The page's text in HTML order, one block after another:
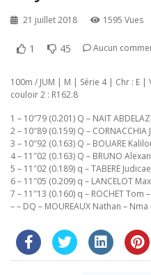
21 juillet 2018 1595 Vues
1 45 Aucun
100m / JUM | M | Série 4 | Chr : E
couloir 2 : R162.8
1 – 10″79 (0.201) Q – NAIT
2 – 10″89 (0.159) Q –
3 – 10″92 (0.163) Q – BOUARE
4 – 11″02 (0.163) Q – BRUNO
5 – 11″02 (0.189) q – TABERE
6 – 11″05 (0.209) q – LANCELOT
7 – 11″13 (0.160) q – ROCHET Tom
– – DQ – MOUREAUX Nathan –